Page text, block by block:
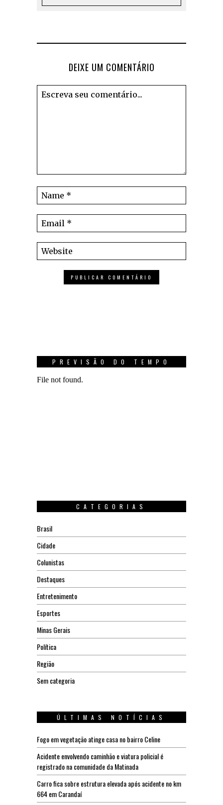
DEIXE UM COMENTÁRIO
PREVISÃO DO TEMPO
CATEGORIAS
Brasil
Cidade
Colunistas
Destaques
Entretenimento
Esportes
Minas Gerais
Política
Região
Sem categoria
ÚLTIMAS NOTÍCIAS
Fogo em vegetação atinge casa no bairro Celine
Acidente envolvendo caminhão e viatura policial é
registrado na comunidade da Matinada
Carro fica sobre estrutura elevada após acidente no km
664 em Carandaí